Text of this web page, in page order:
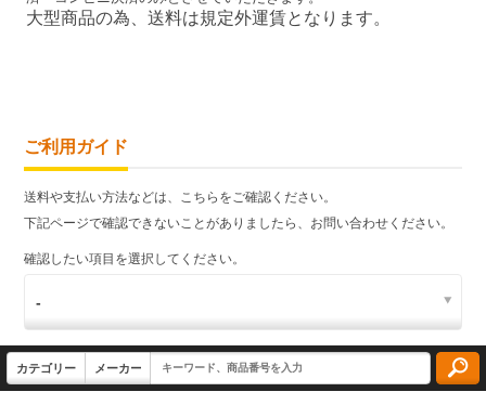
大型商品の為、送料は規定外運賃となります。
ご利用ガイド
送料や支払い方法などは、こちらをご確認ください。
下記ページで確認できないことがありましたら、お問い合わせください。
確認したい項目を選択してください。